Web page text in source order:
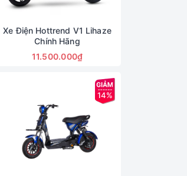
Xe Điện Hottrend V1 Lihaze
Chính Hãng
11.500.000₫
14%